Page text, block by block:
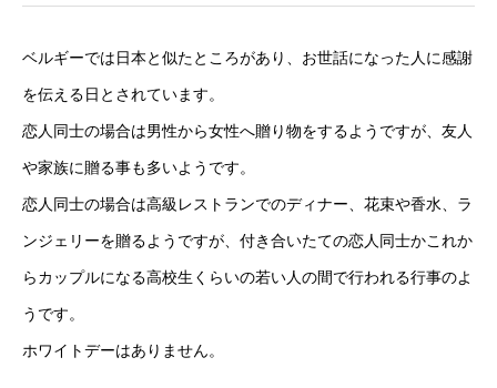
ベルギーでは日本と似たところがあり、お世話になった人に感謝
を伝える日とされています。
恋人同士の場合は男性から女性へ贈り物をするようですが、友人
や家族に贈る事も多いようです。
恋人同士の場合は高級レストランでのディナー、花束や香水、ラ
ンジェリーを贈るようですが、付き合いたての恋人同士かこれか
らカップルになる高校生くらいの若い人の間で行われる行事のよ
うです。
ホワイトデーはありません。